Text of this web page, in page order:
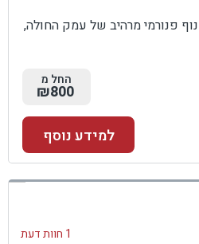
פנורמי מרהיב של עמק החולה,
החל מ
₪800
למידע נוסף
1 חוות דעת